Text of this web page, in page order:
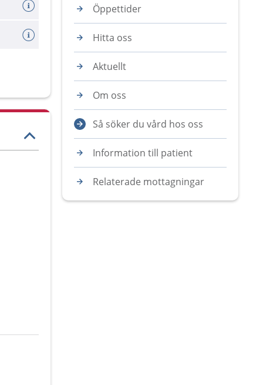
Öppettider
Hitta oss
Aktuellt
Om oss
Så söker du vård hos oss
Information till patient
Relaterade mottagningar